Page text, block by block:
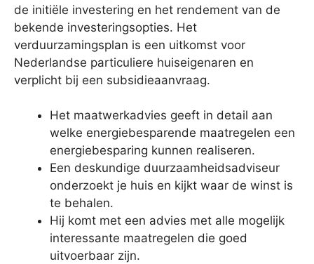
de initiële investering en het rendement van de
bekende investeringsopties. Het
verduurzamingsplan is een uitkomst voor
Nederlandse particuliere huiseigenaren en
verplicht bij een subsidieaanvraag.
Het maatwerkadvies geeft in detail aan
welke energiebesparende maatregelen een
energiebesparing kunnen realiseren.
Een deskundige duurzaamheidsadviseur
onderzoekt je huis en kijkt waar de winst is
te behalen.
Hij komt met een advies met alle mogelijk
interessante maatregelen die goed
uitvoerbaar zijn.